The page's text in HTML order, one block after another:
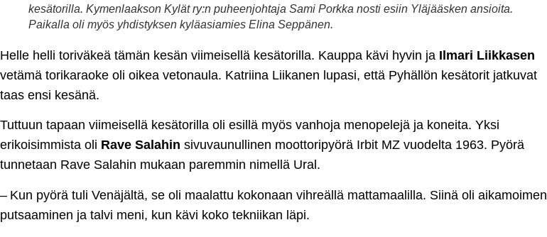
kesätorilla. Kymenlaakson Kylät ry:n puheenjohtaja Sami Porkka nosti esiin Yläjääsken ansioita.
Paikalla oli myös yhdistyksen kyläasiamies Elina Seppänen.
Helle helli toriväkeä tämän kesän viimeisellä kesätorilla. Kauppa kävi hyvin ja Ilmari Liikkasen
vetämä torikaraoke oli oikea vetonaula. Katriina Liikanen lupasi, että Pyhällön kesätorit jatkuvat
taas ensi kesänä.
Tuttuun tapaan viimeisellä kesätorilla oli esillä myös vanhoja menopelejä ja koneita. Yksi
erikoisimmista oli Rave Salahin sivuvaunullinen moottoripyörä Irbit MZ vuodelta 1963. Pyörä
tunnetaan Rave Salahin mukaan paremmin nimellä Ural.
– Kun pyörä tuli Venäjältä, se oli maalattu kokonaan vihreällä mattamaalilla. Siinä oli aikamoimen
putsaaminen ja talvi meni, kun kävi koko tekniikan läpi.